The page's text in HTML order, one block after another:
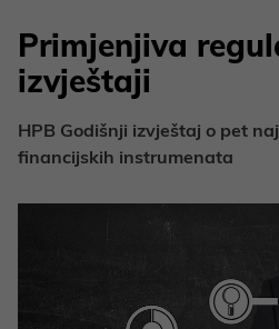
Primjenjiva
izvještaji
HPB Godišnji izvještaj o pet
financijskih instrumenata